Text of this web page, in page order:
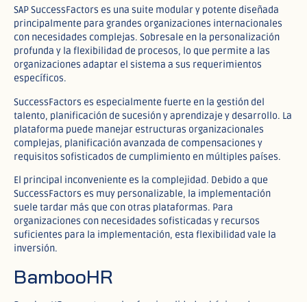
SAP SuccessFactors es una suite modular y potente diseñada
principalmente para grandes organizaciones internacionales
con necesidades complejas. Sobresale en la personalización
profunda y la flexibilidad de procesos, lo que permite a las
organizaciones adaptar el sistema a sus requerimientos
específicos.​
SuccessFactors es especialmente fuerte en la gestión del
talento, planificación de sucesión y aprendizaje y desarrollo. La
plataforma puede manejar estructuras organizacionales
complejas, planificación avanzada de compensaciones y
requisitos sofisticados de cumplimiento en múltiples países.​
El principal inconveniente es la complejidad. Debido a que
SuccessFactors es muy personalizable, la implementación
suele tardar más que con otras plataformas. Para
organizaciones con necesidades sofisticadas y recursos
suficientes para la implementación, esta flexibilidad vale la
inversión.​
BambooHR